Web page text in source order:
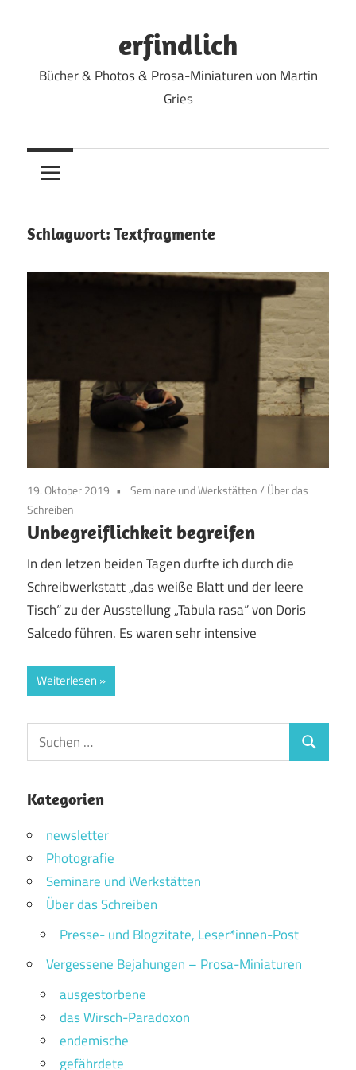
erfindlich
Bücher & Photos & Prosa-Miniaturen von Martin
Gries
Schlagwort: Textfragmente
19. Oktober 2019 Seminare und Werkstätten/ Über das
Schreiben
Unbegreiflichkeit begreifen
In den letzen beiden Tagen durfte ich durch die
Schreibwerkstatt „das weiße Blatt und der leere
Tisch“ zu der Ausstellung „Tabula rasa“ von Doris
Salcedo führen. Es waren sehr intensive
Weiterlesen
Suchen
nach:
Suchen
Kategorien
newsletter
Photografie
Seminare und Werkstätten
Über das Schreiben
Presse- und Blogzitate, Leser*innen-Post
Vergessene Bejahungen – Prosa-Miniaturen
ausgestorbene
das Wirsch-Paradoxon
endemische
gefährdete